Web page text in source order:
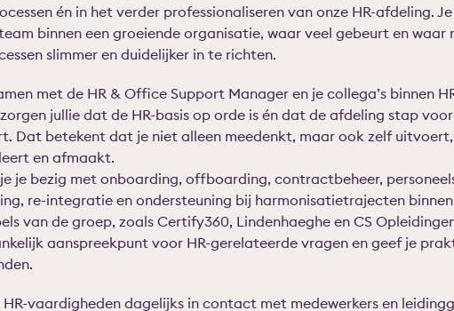
én in het verder professionaliseren van onze HR-afdeling.
binnen een groeiende organisatie, waar veel gebeurt en waar
slimmer en duidelijker in te richten.
met de HR & Office Support Manager en je collega’s binnen
jullie dat de HR-basis op orde is én dat de afdeling stap
Dat betekent dat je niet alleen meedenkt, maar ook zelf
en afmaakt.
je bezig met onboarding, offboarding, contractbeheer,
re-integratie en ondersteuning bij harmonisatietrajecten
van de groep, zoals Certify360, Lindenhaeghe en CS
aanspreekpunt voor HR-gerelateerde vragen en geef je
vaardigheden dagelijks in contact met medewerkers en